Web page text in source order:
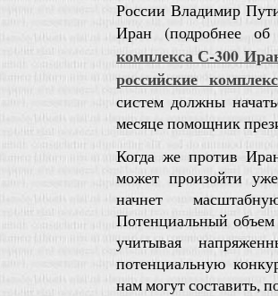
России Владимир
Иран (подробнее
комплекса С-300
российские
систем должны
месяце помощник
Когда же против
может произойти
начнет
Потенциальный объем
учитывая
потенциальную
нам могут составить,